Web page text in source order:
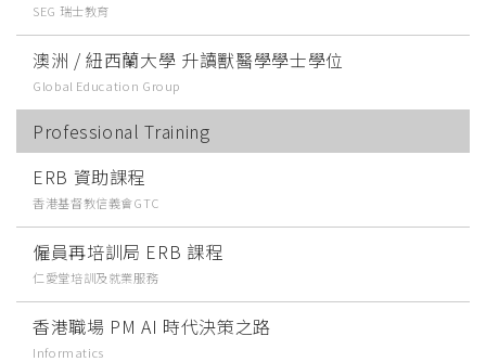
SEG 瑞士教育
澳洲 / 紐西蘭大學 升讀獸醫學學士學位
Global Education Group
Professional Training
ERB 資助課程
香港基督教信義會GTC
僱員再培訓局 ERB 課程
仁愛堂培訓及就業服務
香港職場 PM AI 時代決策之路
Informatics